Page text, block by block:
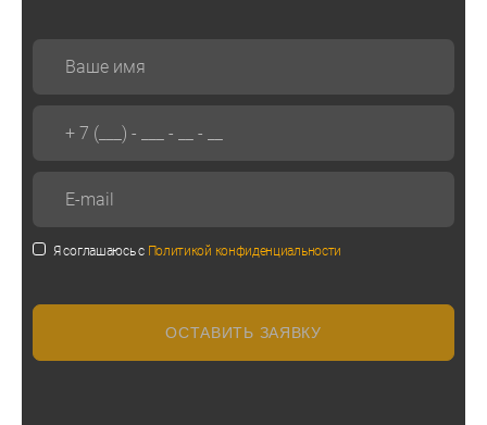
Я соглашаюсь с Политикой конфиденциальности
ОСТАВИТЬ ЗАЯВКУ